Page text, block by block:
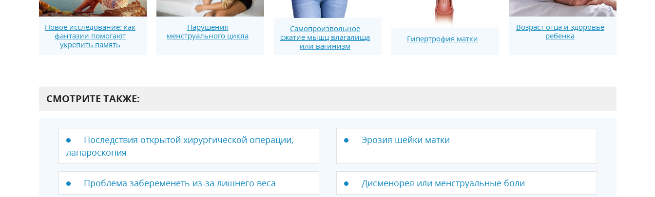
Новое исследование: как
фантазии помогают
укрепить память
Нарушения
менструального цикла
Самопроизвольное
сжатие мышц влагалища
или вагинизм
Гипертрофия матки
Возраст отца и здоровье
ребенка
СМОТРИТЕ ТАКЖЕ:
Последствия открытой хирургической операции,
лапароскопия
Эрозия шейки матки
Проблема забеременеть из-за лишнего веса Дисменорея или менструальные боли